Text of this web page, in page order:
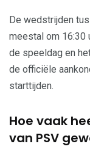
De wedstrijden
meestal om 16:30
de speeldag en
de officiële
starttijden.
Hoe vaak
van PSV